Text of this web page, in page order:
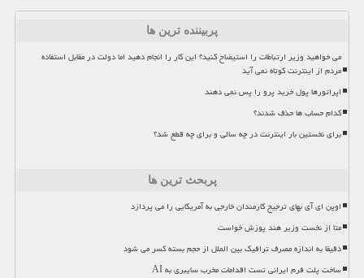
پربیننده ترین ها
می خواهید وزیر ارتباطات را استیضاح کنید؟ این کار را انجام دهید اما دولت در مقابل استفاده
مردم از اینترنت کوتاه نمی آید
اپراتورها پول خرید پرو را پس نمی دهند
کدام حساب ها حذف شدند؟
برای نخستین بار اینترنت در چه سالی و برای چه قطع شد؟
پربحث ترین ها
اوپن ای آی بهای ترجیح کارمندان خارجی به آمریکایی را می پردازد
متا از نخست وزیر هند پوزش خواست
دقیقا به اندازه مصرف ترافیک بین الملل از حجم بسته کسر می شود
ساخت پلت فرم ایرانی تست اقدامات مخرب سایبری به AI